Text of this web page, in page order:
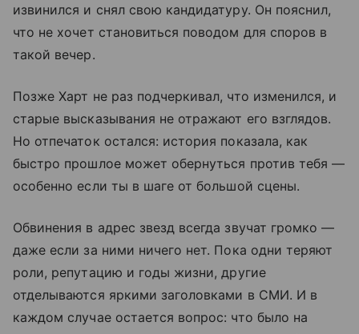
извинился и снял свою кандидатуру. Он пояснил,
что не хочет становиться поводом для споров в
такой вечер.
Позже Харт не раз подчеркивал, что изменился, и
старые высказывания не отражают его взглядов.
Но отпечаток остался: история показала, как
быстро прошлое может обернуться против тебя —
особенно если ты в шаге от большой сцены.
Обвинения в адрес звезд всегда звучат громко —
даже если за ними ничего нет. Пока одни теряют
роли, репутацию и годы жизни, другие
отделываются яркими заголовками в СМИ. И в
каждом случае остается вопрос: что было на